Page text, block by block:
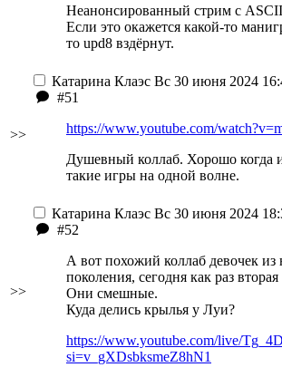
Неанонсированный стрим с
Если это окажется какой-то
то upd8 вздёрнут.
>>
Катарина Клаэс Вс 30 июня 2024
#51
https://www.youtube.com/
Душевный коллаб. Хорошо когда
такие игры на одной волне.
>>
Катарина Клаэс Вс 30 июня 2024
#52
А вот похожий коллаб девочек из
поколения, сегодня как раз вторая
Они смешные.
Куда делись крылья у Луи?
https://www.youtube.com/live/
si=v_gXDsbksmeZ8hN1